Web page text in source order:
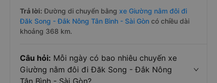
Trả lời: Đường di chuyển bằng xe Giường nằm đôi đi
Đăk Song - Đắk Nông Tân Bình - Sài Gòn có chiều dài
khoảng 368 km.
Câu hỏi: Mỗi ngày có bao nhiêu chuyến xe
Giường nằm đôi đi Đăk Song - Đắk Nông
Tân Bình - Sài Gòn?